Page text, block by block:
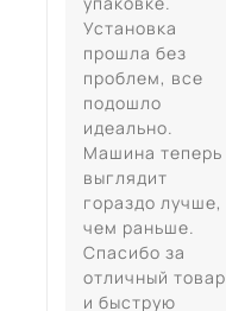
Установка
прошла без
проблем, все
подошло
идеально.
Машина теперь
выглядит
гораздо лучше,
чем раньше.
Спасибо за
отличный товар
и быструю